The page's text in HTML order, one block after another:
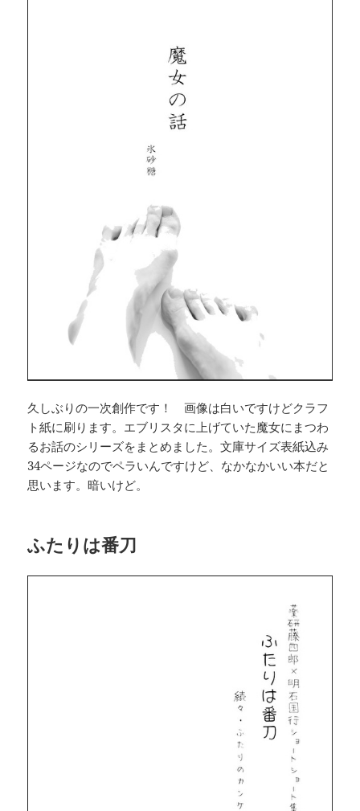
久しぶりの一次創作です！ 画像は白いですけどクラフ
ト紙に刷ります。エブリスタに上げていた魔女にまつわ
るお話のシリーズをまとめました。文庫サイズ表紙込み
34ページなのでペラいんですけど、なかなかいい本だと
思います。暗いけど。
ふたりは番刀